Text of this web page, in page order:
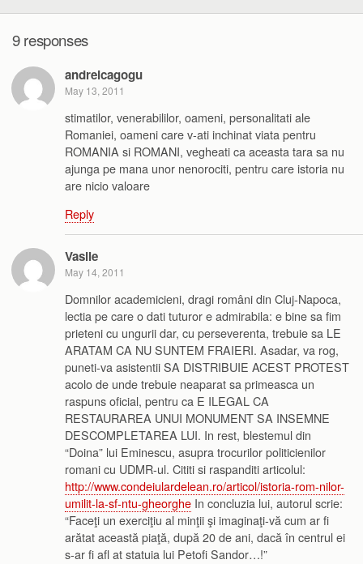
9 responses
andreicagogu
May 13, 2011
stimatilor, venerabililor, oameni, personalitati ale
Romaniei, oameni care v-ati inchinat viata pentru
ROMANIA si ROMANI, vegheati ca aceasta tara sa nu
ajunga pe mana unor nenorociti, pentru care istoria nu
are nicio valoare
Reply
Vasile
May 14, 2011
Domnilor academicieni, dragi români din Cluj-Napoca,
lectia pe care o dati tuturor e admirabila: e bine sa fim
prieteni cu ungurii dar, cu perseverenta, trebuie sa LE
ARATAM CA NU SUNTEM FRAIERI. Asadar, va rog,
puneti-va asistentii SA DISTRIBUIE ACEST PROTEST
acolo de unde trebuie neaparat sa primeasca un
raspuns oficial, pentru ca E ILEGAL CA
RESTAURAREA UNUI MONUMENT SA INSEMNE
DESCOMPLETAREA LUI. In rest, blestemul din
“Doina” lui Eminescu, asupra trocurilor politicienilor
romani cu UDMR-ul. Cititi si raspanditi articolul:
http://www.condeiulardelean.ro/articol/istoria-rom-nilor-
umilit-la-sf-ntu-gheorghe In concluzia lui, autorul scrie:
“Faceţi un exerciţiu al minţii şi imaginaţi-vă cum ar fi
arătat această piaţă, după 20 de ani, dacă în centrul ei
s-ar fi afl at statuia lui Petofi Sandor…!”